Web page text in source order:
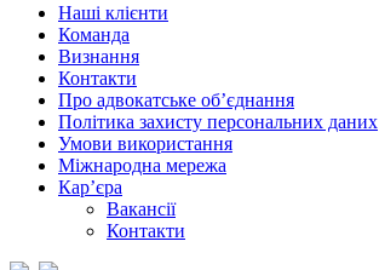
Наші клієнти
Команда
Визнання
Контакти
Про адвокатське об’єднання
Політика захисту персональних даних
Умови використання
Міжнародна мережа
Кар’єра
Вакансії
Контакти